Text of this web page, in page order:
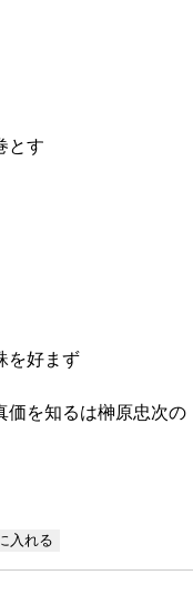
とす
を好まず
価を知るは榊原忠次の